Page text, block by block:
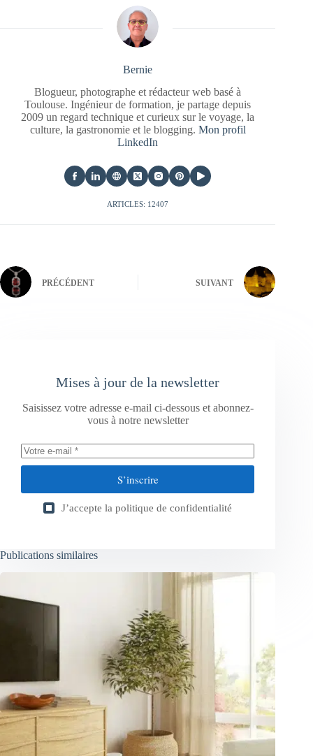
Bernie
Blogueur, photographe et rédacteur web basé à
Toulouse. Ingénieur de formation, je partage depuis
2009 un regard technique et curieux sur le voyage, la
culture, la gastronomie et le blogging. Mon profil
LinkedIn
ARTICLES: 12407
PRÉCÉDENT SUIVANT
Mises à jour de la newsletter
Saisissez votre adresse e-mail ci-dessous et abonnez-
vous à notre newsletter
S’inscrire
J’accepte la politique de confidentialité
Publications similaires